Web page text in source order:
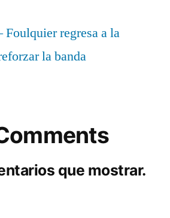
Foulquier regresa a la
la banda
que mostrar.